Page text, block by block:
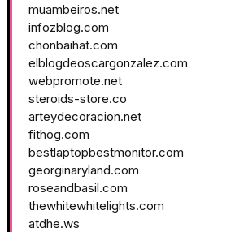
muambeiros.net
infozblog.com
chonbaihat.com
elblogdeoscargonzalez.com
webpromote.net
steroids-store.co
arteydecoracion.net
fithog.com
bestlaptopbestmonitor.com
georginaryland.com
roseandbasil.com
thewhitewhitelights.com
atdhe.ws